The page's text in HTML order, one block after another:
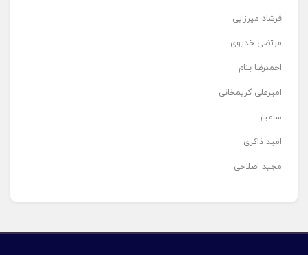
فرشاد میرزایی
مرتضی خدیوی
احمدرضا بنام
امیرعلی کریمخانی
سامیار
امید ذاکری
مجید اصلاحی